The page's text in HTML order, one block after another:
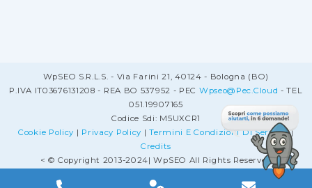
WpSEO S.r.l.s. - Via Farini 21, 40124 - Bologna (BO)
P.IVA IT03676131208 - REA BO 537952 - PEC Wpseo@pec.cloud - TEL
051.19907165
Codice Sdi: M5UXCR1
Cookie Policy | Privacy Policy |Termini E Condizioni Di Servizio|
Credits
< © Copyright 2013-2024| WpSEO All Rights Reserved